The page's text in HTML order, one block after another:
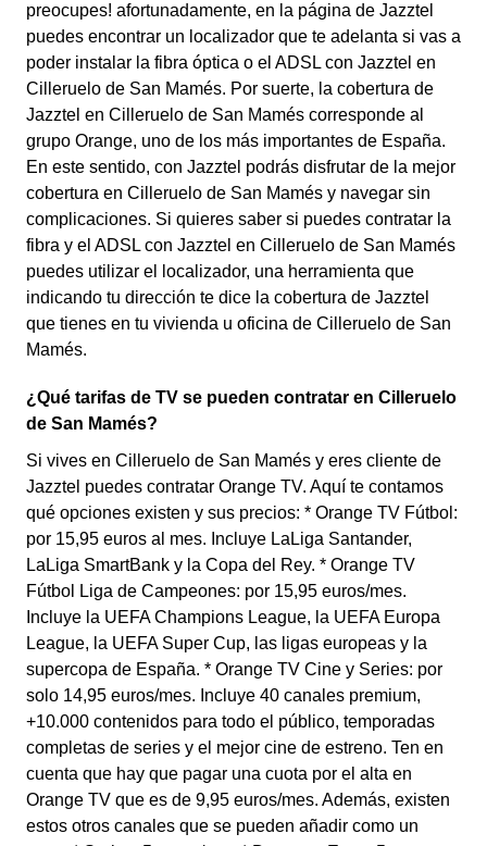
preocupes! afortunadamente, en la página de Jazztel
puedes encontrar un localizador que te adelanta si vas a
poder instalar la fibra óptica o el ADSL con Jazztel en
Cilleruelo de San Mamés. Por suerte, la cobertura de
Jazztel en Cilleruelo de San Mamés corresponde al
grupo Orange, uno de los más importantes de España.
En este sentido, con Jazztel podrás disfrutar de la mejor
cobertura en Cilleruelo de San Mamés y navegar sin
complicaciones. Si quieres saber si puedes contratar la
fibra y el ADSL con Jazztel en Cilleruelo de San Mamés
puedes utilizar el localizador, una herramienta que
indicando tu dirección te dice la cobertura de Jazztel
que tienes en tu vivienda u oficina de Cilleruelo de San
Mamés.
¿Qué tarifas de TV se pueden contratar en Cilleruelo
de San Mamés?
Si vives en Cilleruelo de San Mamés y eres cliente de
Jazztel puedes contratar Orange TV. Aquí te contamos
qué opciones existen y sus precios: * Orange TV Fútbol:
por 15,95 euros al mes. Incluye LaLiga Santander,
LaLiga SmartBank y la Copa del Rey. * Orange TV
Fútbol Liga de Campeones: por 15,95 euros/mes.
Incluye la UEFA Champions League, la UEFA Europa
League, la UEFA Super Cup, las ligas europeas y la
supercopa de España. * Orange TV Cine y Series: por
solo 14,95 euros/mes. Incluye 40 canales premium,
+10.000 contenidos para todo el público, temporadas
completas de series y el mejor cine de estreno. Ten en
cuenta que hay que pagar una cuota por el alta en
Orange TV que es de 9,95 euros/mes. Además, existen
estos otros canales que se pueden añadir como un